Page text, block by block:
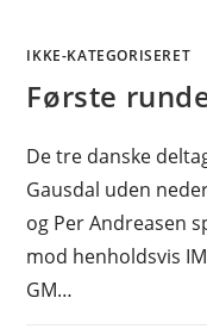
IKKE-KATEGORISERET
Første
De tre danske
Gausdal uden
og Per Andreasen
mod henholdsvis
GM…